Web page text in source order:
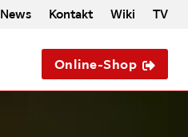
News Kontakt Wiki TV
Online-Shop 